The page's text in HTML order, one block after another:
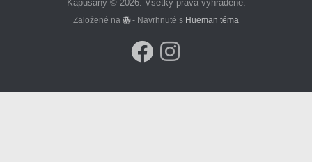
Kapušany © 2026. Všetky práva vyhradené.
Založené na - Navrhnuté s Hueman téma